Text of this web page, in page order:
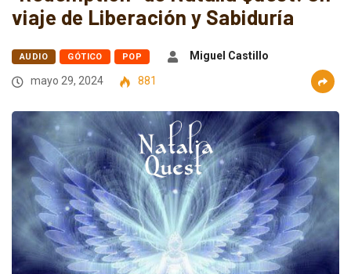
viaje de Liberación y Sabiduría
AUDIO GÓTICO POP
Miguel Castillo
mayo 29, 2024
881